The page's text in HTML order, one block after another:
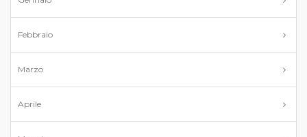
Febbraio
Marzo
Aprile